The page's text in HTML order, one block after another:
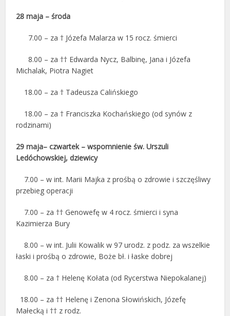
28 maja – środa
7.00 – za † Józefa Malarza w 15 rocz. śmierci
8.00 – za †† Edwarda Nycz, Balbinę, Jana i Józefa
Michalak, Piotra Nagiet
18.00 – za † Tadeusza Calińskiego
18.00 – za † Franciszka Kochańskiego (od synów z
rodzinami)
29 maja– czwartek – wspomnienie św. Urszuli
Ledóchowskiej, dziewicy
7.00 – w int. Marii Majka z prośbą o zdrowie i szczęśliwy
przebieg operacji
7.00 – za †† Genowefę w 4 rocz. śmierci i syna
Kazimierza Bury
8.00 – w int. Julii Kowalik w 97 urodz. z podz. za wszelkie
łaski i prośbą o zdrowie, Boże bł. i łaske dobrej
8.00 – za † Helenę Kołata (od Rycerstwa Niepokalanej)
18.00 – za †† Helenę i Zenona Słowińskich, Józefę
Małecką i †† z rodz.